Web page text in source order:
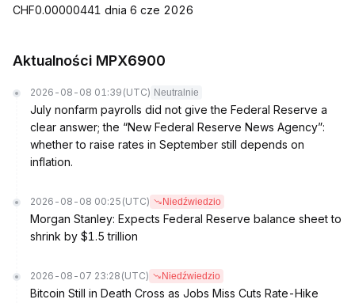
CHF0.00000441 dnia 6 cze 2026
Aktualności MPX6900
2026-08-08 01:39 (UTC) Neutralnie
July nonfarm payrolls did not give the Federal Reserve a
clear answer; the “New Federal Reserve News Agency”:
whether to raise rates in September still depends on
inflation.
2026-08-08 00:25 (UTC) Niedźwiedzio
Morgan Stanley: Expects Federal Reserve balance sheet to
shrink by $1.5 trillion
2026-08-07 23:28 (UTC) Niedźwiedzio
Bitcoin Still in Death Cross as Jobs Miss Cuts Rate-Hike